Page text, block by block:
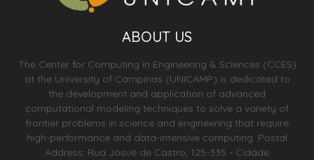
ABOUT US
The Center for Computing in Engineering & Sciences (CCES)
at the University of Campinas (UNICAMP) is dedicated to
the development and application of advanced
computational modeling techniques to solve a variety of
frontier problems in science and engineering that require
high-performance and data-intensive computing. Postal
Address: Rua Josué de Castro, 125-335 - Cidade